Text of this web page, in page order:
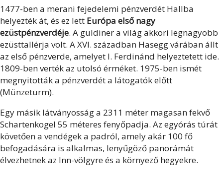
1477-ben a merani fejedelemi pénzverdét Hallba
helyezték át, és ez lett Európa első nagy
ezüstpénzverdéje. A guldiner a világ akkori legnagyobb
ezüsttallérja volt. A XVI. században Hasegg várában állt
az első pénzverde, amelyet I. Ferdinánd helyeztetett ide.
1809-ben verték az utolsó érméket. 1975-ben ismét
megnyitották a pénzverdét a látogatók előtt
(Münzeturm).
Egy másik látványosság a 2311 méter magasan fekvő
Schartenkogel 55 méteres fenyőpadja. Az egyórás túrát
követően a vendégek a padról, amely akár 100 fő
befogadására is alkalmas, lenyűgöző panorámát
élvezhetnek az Inn-völgyre és a környező hegyekre.